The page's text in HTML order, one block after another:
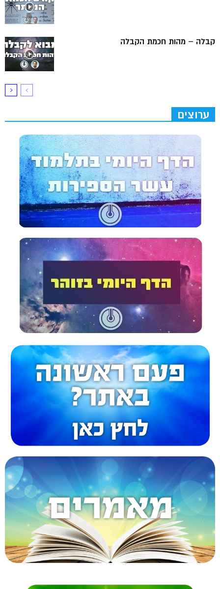
קבלה – מהות חכמת הקבלה
ערוצים